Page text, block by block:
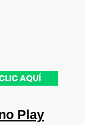
Play